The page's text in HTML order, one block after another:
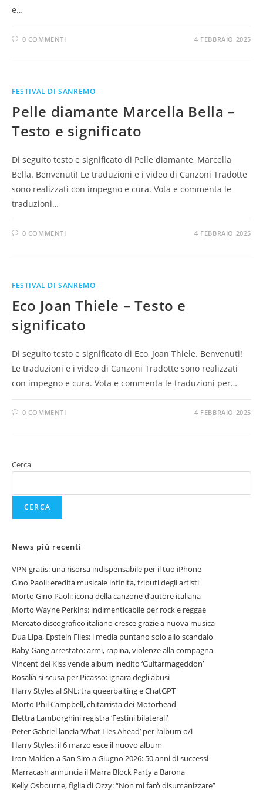
e…
0 COMMENTI 4 FEBBRAIO 2025
FESTIVAL DI SANREMO
Pelle diamante Marcella Bella –
Testo e significato
Di seguito testo e significato di Pelle diamante, Marcella
Bella. Benvenuti! Le traduzioni e i video di Canzoni Tradotte
sono realizzati con impegno e cura. Vota e commenta le
traduzioni…
0 COMMENTI 4 FEBBRAIO 2025
FESTIVAL DI SANREMO
Eco Joan Thiele – Testo e
significato
Di seguito testo e significato di Eco, Joan Thiele. Benvenuti!
Le traduzioni e i video di Canzoni Tradotte sono realizzati
con impegno e cura. Vota e commenta le traduzioni per…
0 COMMENTI 4 FEBBRAIO 2025
Cerca
CERCA
News più recenti
VPN gratis: una risorsa indispensabile per il tuo iPhone
Gino Paoli: eredità musicale infinita, tributi degli artisti
Morto Gino Paoli: icona della canzone d’autore italiana
Morto Wayne Perkins: indimenticabile per rock e reggae
Mercato discografico italiano cresce grazie a nuova musica
Dua Lipa, Epstein Files: i media puntano solo allo scandalo
Baby Gang arrestato: armi, rapina, violenze alla compagna
Vincent dei Kiss vende album inedito ‘Guitarmageddon’
Rosalía si scusa per Picasso: ignara degli abusi
Harry Styles al SNL: tra queerbaiting e ChatGPT
Morto Phil Campbell, chitarrista dei Motörhead
Elettra Lamborghini registra ‘Festini bilaterali’
Peter Gabriel lancia ‘What Lies Ahead’ per l’album o/i
Harry Styles: il 6 marzo esce il nuovo album
Iron Maiden a San Siro a Giugno 2026: 50 anni di successi
Marracash annuncia il Marra Block Party a Barona
Kelly Osbourne, figlia di Ozzy: “Non mi farò disumanizzare”